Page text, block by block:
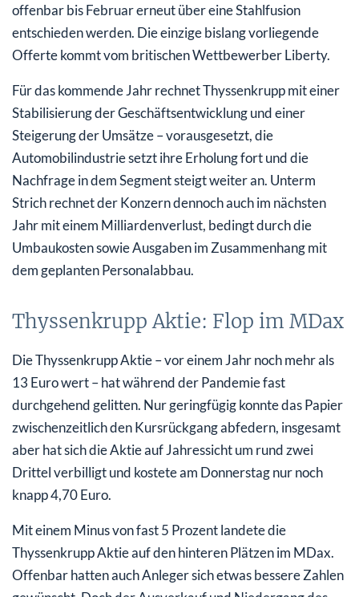
offenbar bis Februar erneut über eine Stahlfusion
entschieden werden. Die einzige bislang vorliegende
Offerte kommt vom britischen Wettbewerber Liberty.
Für das kommende Jahr rechnet Thyssenkrupp mit einer
Stabilisierung der Geschäftsentwicklung und einer
Steigerung der Umsätze – vorausgesetzt, die
Automobilindustrie setzt ihre Erholung fort und die
Nachfrage in dem Segment steigt weiter an. Unterm
Strich rechnet der Konzern dennoch auch im nächsten
Jahr mit einem Milliardenverlust, bedingt durch die
Umbaukosten sowie Ausgaben im Zusammenhang mit
dem geplanten Personalabbau.
Thyssenkrupp Aktie: Flop im MDax
Die Thyssenkrupp Aktie – vor einem Jahr noch mehr als
13 Euro wert – hat während der Pandemie fast
durchgehend gelitten. Nur geringfügig konnte das Papier
zwischenzeitlich den Kursrückgang abfedern, insgesamt
aber hat sich die Aktie auf Jahressicht um rund zwei
Drittel verbilligt und kostete am Donnerstag nur noch
knapp 4,70 Euro.
Mit einem Minus von fast 5 Prozent landete die
Thyssenkrupp Aktie auf den hinteren Plätzen im MDax.
Offenbar hatten auch Anleger sich etwas bessere Zahlen